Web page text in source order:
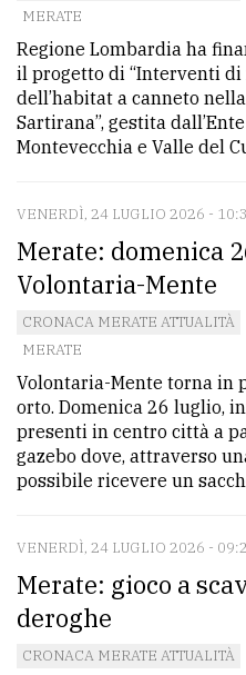
MERATE
Regione Lombardia ha
il progetto di “Interventi
dell’habitat a canneto
Sartirana”, gestita
Montevecchia e Valle del
VENERDÌ, 24 LUGLIO 2026 -
Merate: domenica
Volontaria-Mente
CRONACA MERATE ATTUALITÀ
MERATE
Volontaria-Mente torna in
orto. Domenica 26 luglio,
presenti in centro città a
gazebo dove, attraverso
possibile ricevere un
VENERDÌ, 24 LUGLIO 2026 -
Merate: gioco a
deroghe
CRONACA MERATE ATTUALITÀ